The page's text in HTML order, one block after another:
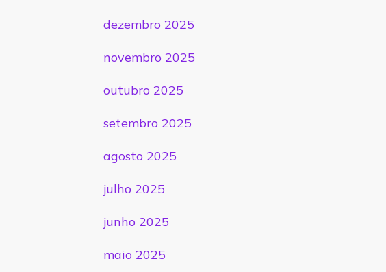
dezembro 2025
novembro 2025
outubro 2025
setembro 2025
agosto 2025
julho 2025
junho 2025
maio 2025